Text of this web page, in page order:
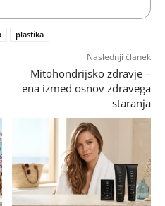
plastika
Naslednji članek
Mitohondrijsko zdravje –
ena izmed osnov zdravega
staranja